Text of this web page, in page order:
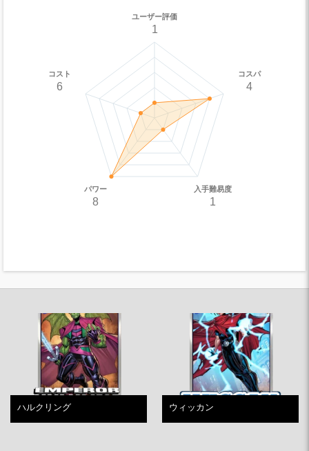
ユーザー評価
1
コスト
6
パワー
8
入手難易度
1
コスパ
4
ハルクリング ウィッカン